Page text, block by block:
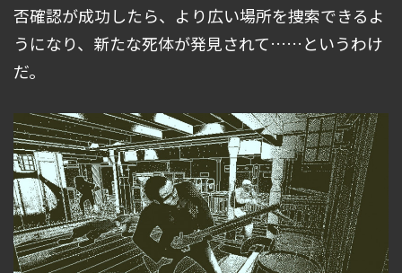
否確認が成功したら、より広い場所を捜索できるよ
うになり、新たな死体が発見されて……というわけ
だ。